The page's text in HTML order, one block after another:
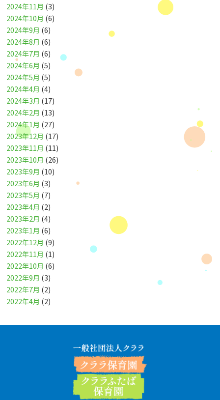
2024年11月 (3)
2024年10月 (6)
2024年9月 (6)
2024年8月 (6)
2024年7月 (6)
2024年6月 (5)
2024年5月 (5)
2024年4月 (4)
2024年3月 (17)
2024年2月 (13)
2024年1月 (27)
2023年12月 (17)
2023年11月 (11)
2023年10月 (26)
2023年9月 (10)
2023年6月 (3)
2023年5月 (7)
2023年4月 (2)
2023年2月 (4)
2023年1月 (6)
2022年12月 (9)
2022年11月 (1)
2022年10月 (6)
2022年9月 (3)
2022年7月 (2)
2022年4月 (2)